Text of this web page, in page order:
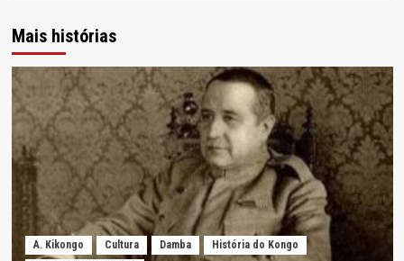
Mais histórias
A. Kikongo Cultura Damba
História do Kongo